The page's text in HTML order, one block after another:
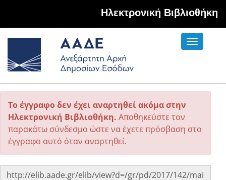
Hλεκτρονική Βιβλιοθήκη
Toggle
Το έγγραφο δεν έχει αναρτηθεί ακόμα στην
Ηλεκτρονική Βιβλιοθήκη. Αποθηκεύστε τον
παρακάτω σύνδεσμο ώστε να έχετε πρόσβαση στο
έγγραφο αυτό όταν αναρτηθεί.